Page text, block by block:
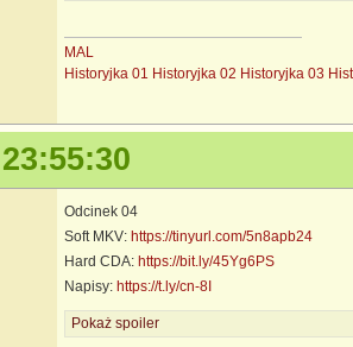
MAL
Historyjka 01 Historyjka 02 Historyjka 03
Odcinek 04
Soft MKV: https://tinyurl.com/5n8apb24
Hard CDA: https://bit.ly/45Yg6PS
Napisy: https://t.ly/cn-8I
Pokaż spoiler